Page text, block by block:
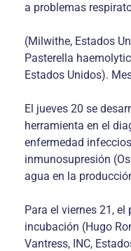
a problemas
(Milwithe, Estados
Pasterella
Estados Unidos).
El jueves 20 se
herramienta en el
enfermedad
inmunosupresión
agua en la
Para el viernes 21,
incubación (Hugo
Vantress, INC,